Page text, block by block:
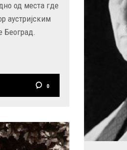
од места где
аустријским
Београд.
0